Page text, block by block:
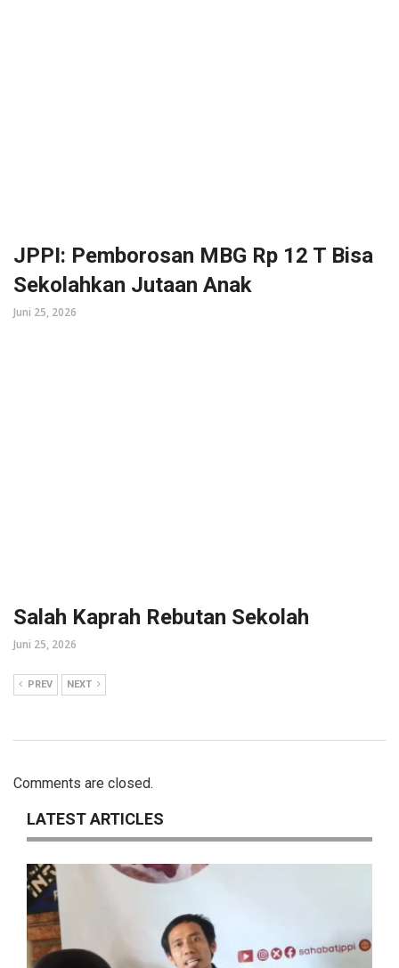
JPPI: Pemborosan MBG Rp 12 T Bisa
Sekolahkan Jutaan Anak
Juni 25, 2026
Salah Kaprah Rebutan Sekolah
Juni 25, 2026
PREV NEXT
Comments are closed.
LATEST ARTICLES